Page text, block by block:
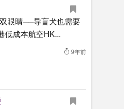
眼睛──导盲犬也需要
低成本航空HK...
9年前